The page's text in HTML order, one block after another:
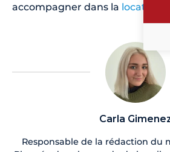
accompagner dans la location
Carla
Responsable de la rédaction du